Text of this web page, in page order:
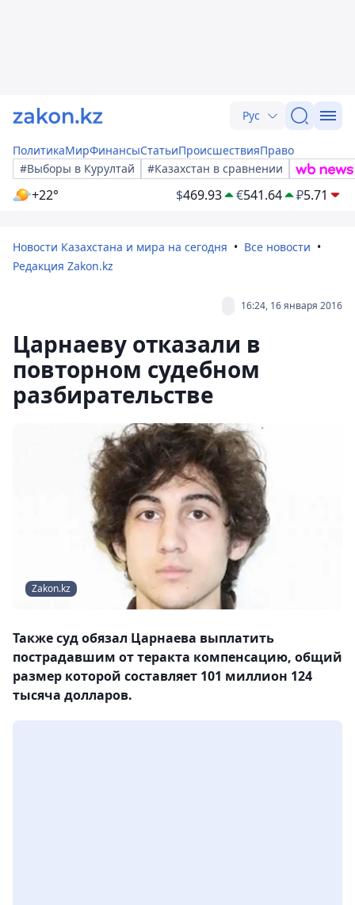
Рус
ПолитикаМирФинансыСтатьиПроисшествияПраво
#Выборы в Курултай
#Казахстан в сравнении
+22° $469.93 €541.64 ₽5.71
Новости Казахстана и мира на сегодня
Все новости
Редакция Zakon.kz
16:24, 16 января 2016
Царнаеву отказали в
повторном судебном
разбирательстве
Zakon.kz
Также суд обязал Царнаева выплатить
пострадавшим от теракта компенсацию, общий
размер которой составляет 101 миллион 124
тысяча долларов.